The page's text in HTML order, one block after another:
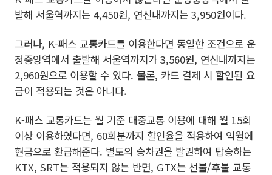
발해 서울역까지는 4,450원, 연신내까지는 3,950원이다.
그러나, K-패스 교통카드를 이용한다면 동일한 조건으로 운
정중앙역에서 출발해 서울역까지가 3,560원, 연신내까지는
2,960원으로 이용할 수 있다. 물론, 카드 결제 시 할인된 요
금이 적용되는 것은 아니다.
K-패스 교통카드는 월 기준 대중교통 이용에 대해 월 15회
이상 이용하였다면, 60회분까지 할인율을 적용하여 익월에
현금으로 환급해준다. 별도의 승차권을 발권하여 탑승하는
KTX, SRT는 적용되지 않는 반면, GTX는 선불/후불 교통